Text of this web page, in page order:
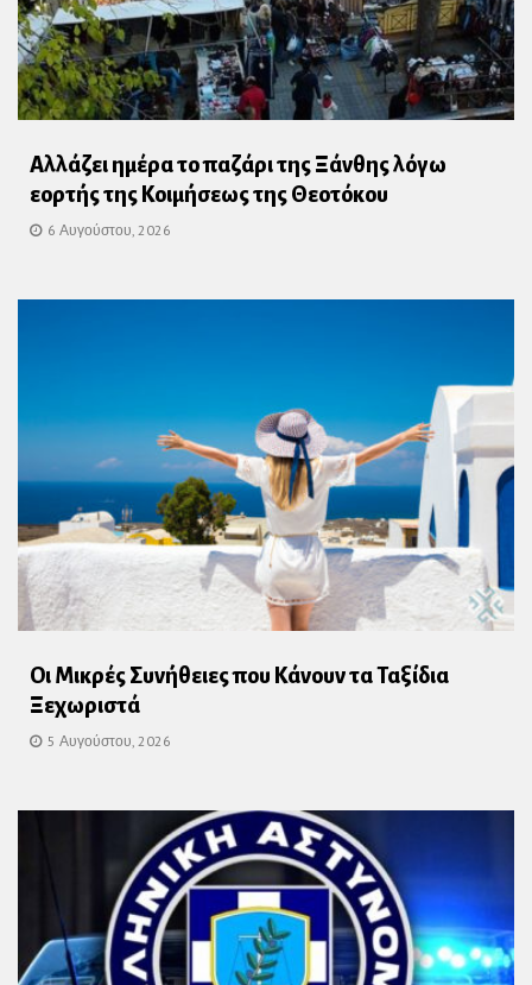
Αλλάζει ημέρα το παζάρι της Ξάνθης λόγω
εορτής της Κοιμήσεως της Θεοτόκου
6 Αυγούστου, 2026
Οι Μικρές Συνήθειες που Κάνουν τα Ταξίδια
Ξεχωριστά
5 Αυγούστου, 2026